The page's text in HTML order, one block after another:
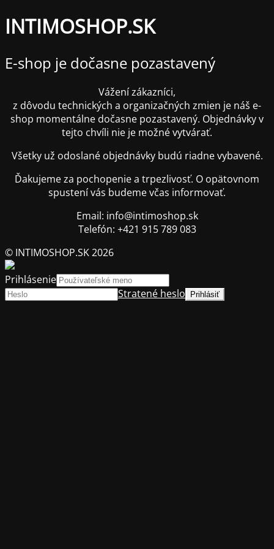
INTIMOSHOP.SK
E-shop je dočasne pozastavený
Vážení zákazníci,
z dôvodu technických a organizačných zmien je náš e-
shop momentálne dočasne pozastavený. Objednávky v
tejto chvíli nie je možné vytvárať.
Všetky už odoslané objednávky budú riadne vybavené.
Ďakujeme za pochopenie a trpezlivosť. O opätovnom
spustení vás budeme včas informovať.
Email: info@intimoshop.sk
Telefón: +421 915 789 083
© INTIMOSHOP.SK 2026
Prihlásenie
Stratené heslo